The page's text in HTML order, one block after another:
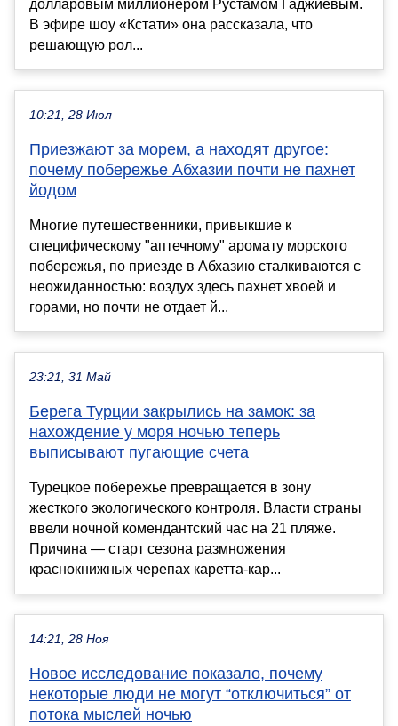
долларовым миллионером Рустамом Гаджиевым.
В эфире шоу «Кстати» она рассказала, что
решающую рол...
10:21, 28 Июл
Приезжают за морем, а находят другое:
почему побережье Абхазии почти не пахнет
йодом
Многие путешественники, привыкшие к
специфическому "аптечному" аромату морского
побережья, по приезде в Абхазию сталкиваются с
неожиданностью: воздух здесь пахнет хвоей и
горами, но почти не отдает й...
23:21, 31 Май
Берега Турции закрылись на замок: за
нахождение у моря ночью теперь
выписывают пугающие счета
Турецкое побережье превращается в зону
жесткого экологического контроля. Власти страны
ввели ночной комендантский час на 21 пляже.
Причина — старт сезона размножения
краснокнижных черепах каретта-кар...
14:21, 28 Ноя
Новое исследование показало, почему
некоторые люди не могут “отключиться” от
потока мыслей ночью